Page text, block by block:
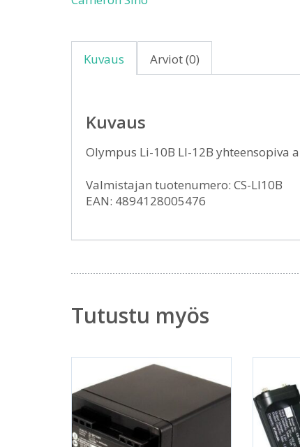
Kuvaus Arviot (0)
Kuvaus
Olympus Li-10B LI-12B yhteensopiva
Valmistajan tuotenumero: CS-LI10B
EAN: 4894128005476
Tutustu myös